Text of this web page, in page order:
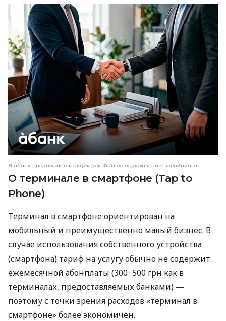
В àбанк продолжается акция для ФЛП по подключению эквайринга
О терминале в смартфоне (Tap to
Phone)
Терминал в смартфоне ориентирован на
мобильный и преимущественно малый бизнес. В
случае использования собственного устройства
(смартфона) тариф на услугу обычно не содержит
ежемесячной абонплаты (300−500 грн как в
терминалах, предоставляемых банками) —
поэтому с точки зрения расходов «терминал в
смартфоне» более экономичен.